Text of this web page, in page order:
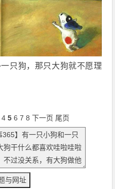
只狗，那只大狗就不愿理
4 5 6 7 8 下一页 尾页